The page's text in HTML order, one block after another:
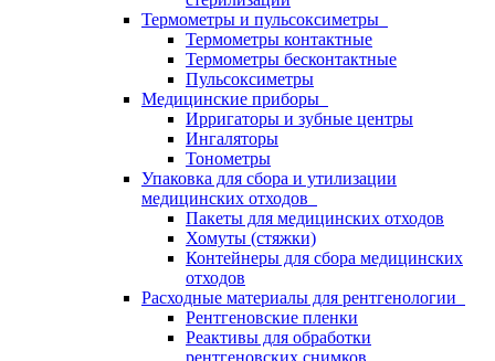
Термометры и пульсоксиметры
Термометры контактные
Термометры бесконтактные
Пульсоксиметры
Медицинские приборы
Ирригаторы и зубные центры
Ингаляторы
Тонометры
Упаковка для сбора и утилизации
медицинских отходов
Пакеты для медицинских отходов
Хомуты (стяжки)
Контейнеры для сбора медицинских
отходов
Расходные материалы для рентгенологии
Рентгеновские пленки
Реактивы для обработки
рентгеновских снимков